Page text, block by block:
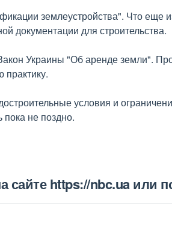
землеустройства". Что еще
документации для строительства.
Украины "Об аренде земли".
практику.
условия и
пока не поздно.
сайте https://nbc.ua или